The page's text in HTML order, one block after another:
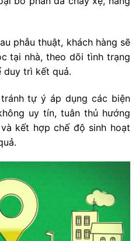
phẫu thuật, khách hàng sẽ
tại nhà, theo dõi tình trạng
duy trì kết quả.
tự ý áp dụng các biện
uy tín, tuân thủ hướng
kết hợp chế độ sinh hoạt